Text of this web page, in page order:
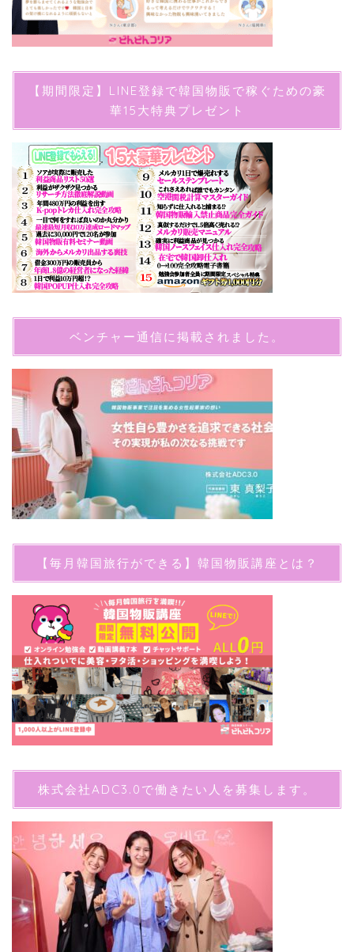
【期間限定】LINE登録で韓国物販で稼ぐための豪
華15大特典プレゼント
ベンチャー通信に掲載されました。
【毎月韓国旅行ができる】韓国物販講座とは？
株式会社ADC3.0で働きたい人を募集します。